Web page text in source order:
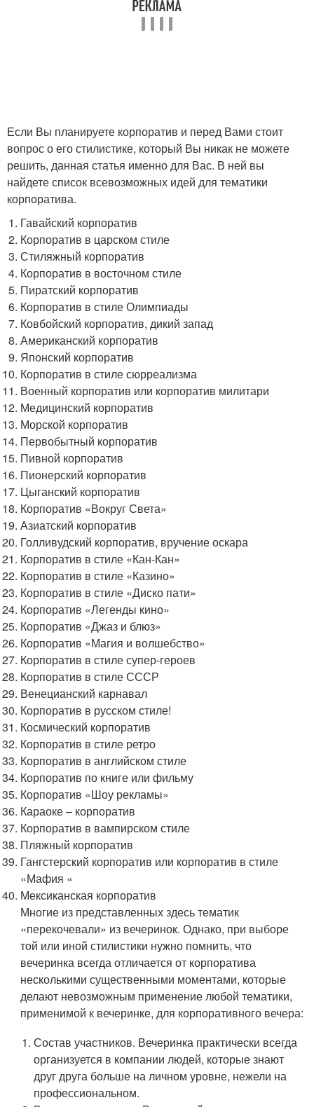
Если Вы планируете корпоратив и перед Вами стоит
вопрос о его стилистике, который Вы никак не можете
решить, данная статья именно для Вас. В ней вы
найдете список всевозможных идей для тематики
корпоратива.
Гавайский корпоратив
Корпоратив в царском стиле
Стиляжный корпоратив
Корпоратив в восточном стиле
Пиратский корпоратив
Корпоратив в стиле Олимпиады
Ковбойский корпоратив, дикий запад
Американский корпоратив
Японский корпоратив
Корпоратив в стиле сюрреализма
Военный корпоратив или корпоратив милитари
Медицинский корпоратив
Морской корпоратив
Первобытный корпоратив
Пивной корпоратив
Пионерский корпоратив
Цыганский корпоратив
Корпоратив «Вокруг Света»
Азиатский корпоратив
Голливудский корпоратив, вручение оскара
Корпоратив в стиле «Кан-Кан»
Корпоратив в стиле «Казино»
Корпоратив в стиле «Диско пати»
Корпоратив «Легенды кино»
Корпоратив «Джаз и блюз»
Корпоратив «Магия и волшебство»
Корпоратив в стиле супер-героев
Корпоратив в стиле СССР
Венецианский карнавал
Корпоратив в русском стиле!
Космический корпоратив
Корпоратив в стиле ретро
Корпоратив в английском стиле
Корпоратив по книге или фильму
Корпоратив «Шоу рекламы»
Караоке – корпоратив
Корпоратив в вампирском стиле
Пляжный корпоратив
Гангстерский корпоратив или корпоратив в стиле
«Мафия «
Мексиканская корпоратив
Многие из представленных здесь тематик
«перекочевали» из вечеринок. Однако, при выборе
той или иной стилистики нужно помнить, что
вечеринка всегда отличается от корпоратива
несколькими существенными моментами, которые
делают невозможным применение любой тематики,
применимой к вечеринке, для корпоративного вечера:
Состав участников. Вечеринка практически всегда
организуется в компании людей, которые знают
друг друга больше на личном уровне, нежели на
профессиональном.